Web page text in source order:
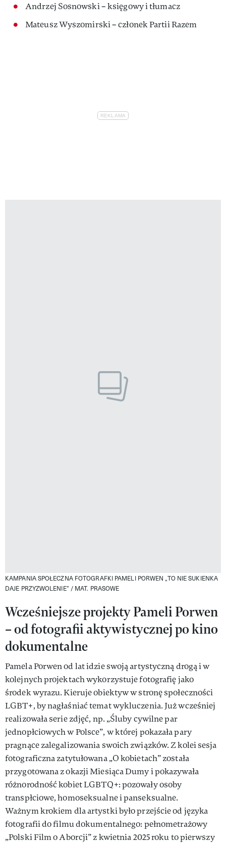
Andrzej Sosnowski – księgowy i tłumacz
Mateusz Wyszomirski – członek Partii Razem
KAMPANIA SPOŁECZNA FOTOGRAFKI PAMELI PORWEN „TO NIE SUKIENKA
DAJE PRZYZWOLENIE” / MAT. PRASOWE
Wcześniejsze projekty Pameli Porwen
– od fotografii aktywistycznej po kino
dokumentalne
Pamela Porwen od lat idzie swoją artystyczną drogą i w
kolejnych projektach wykorzystuje fotografię jako
środek wyrazu. Kieruje obiektyw w stronę społeczności
LGBT+, by nagłaśniać temat wykluczenia. Już wcześniej
realizowała serie zdjęć, np. „Śluby cywilne par
jednopłciowych w Polsce”, w której pokazała pary
pragnące zalegalizowania swoich związków. Z kolei sesja
fotograficzna zatytułowana „O kobietach” została
przygotowana z okazji Miesiąca Dumy i pokazywała
różnorodność kobiet LGBTQ+: pozowały osoby
transpłciowe, homoseksualne i panseksualne.
Ważnym krokiem dla artystki było przejście od języka
fotografii do filmu dokumentalnego: pełnometrażowy
„Polski Film o Aborcji” z kwietnia 2025 roku to pierwszy